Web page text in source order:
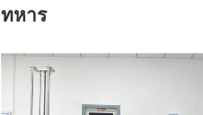
ทหาร